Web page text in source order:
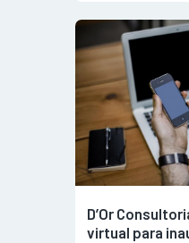
D’Or
virtual para